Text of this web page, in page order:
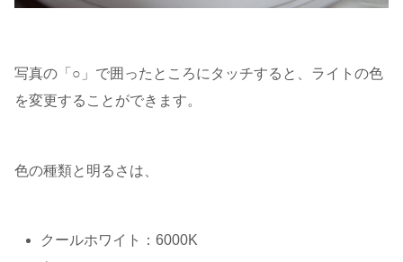
写真の「○」で囲ったところにタッチすると、ライトの色
を変更することができます。
色の種類と明るさは、
クールホワイト：6000K